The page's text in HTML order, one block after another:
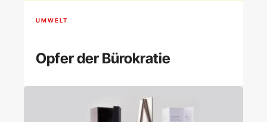
UMWELT
Opfer der Bürokratie